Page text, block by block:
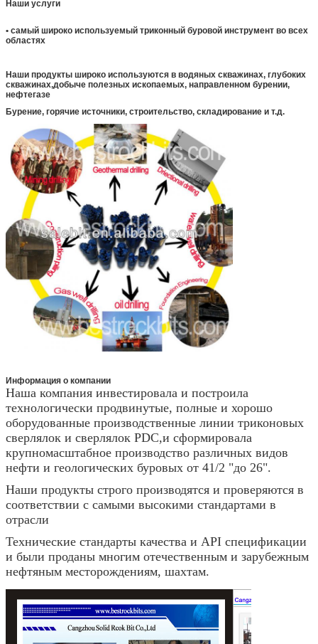
Деревянная коробка для фумигации
Картонная коробка для триконовой пальмы
Наши услуги
• самый широко используемый триконный буровой инструмент во всех
областях
Наши продукты широко используются в водяных скважинах, глубоких
скважинах,добыче полезных ископаемых, направленном бурении,
нефтегазе
Бурение, горячие источники, строительство, складирование и т.д.
Информация о компании
Наша компания инвестировала и построила
технологически продвинутые, полные и хорошо
оборудованные производственные линии триконовых
сверлялок и сверлялок PDC,и сформировала
крупномасштабное производство различных видов
нефти и геологических буровых от 41/2 "до 26".
Наши продукты строго производятся и проверяются в
соответствии с самыми высокими стандартами в
отрасли
Технические стандарты качества и API спецификации
и были проданы многим отечественным и зарубежным
нефтяным месторождениям, шахтам.